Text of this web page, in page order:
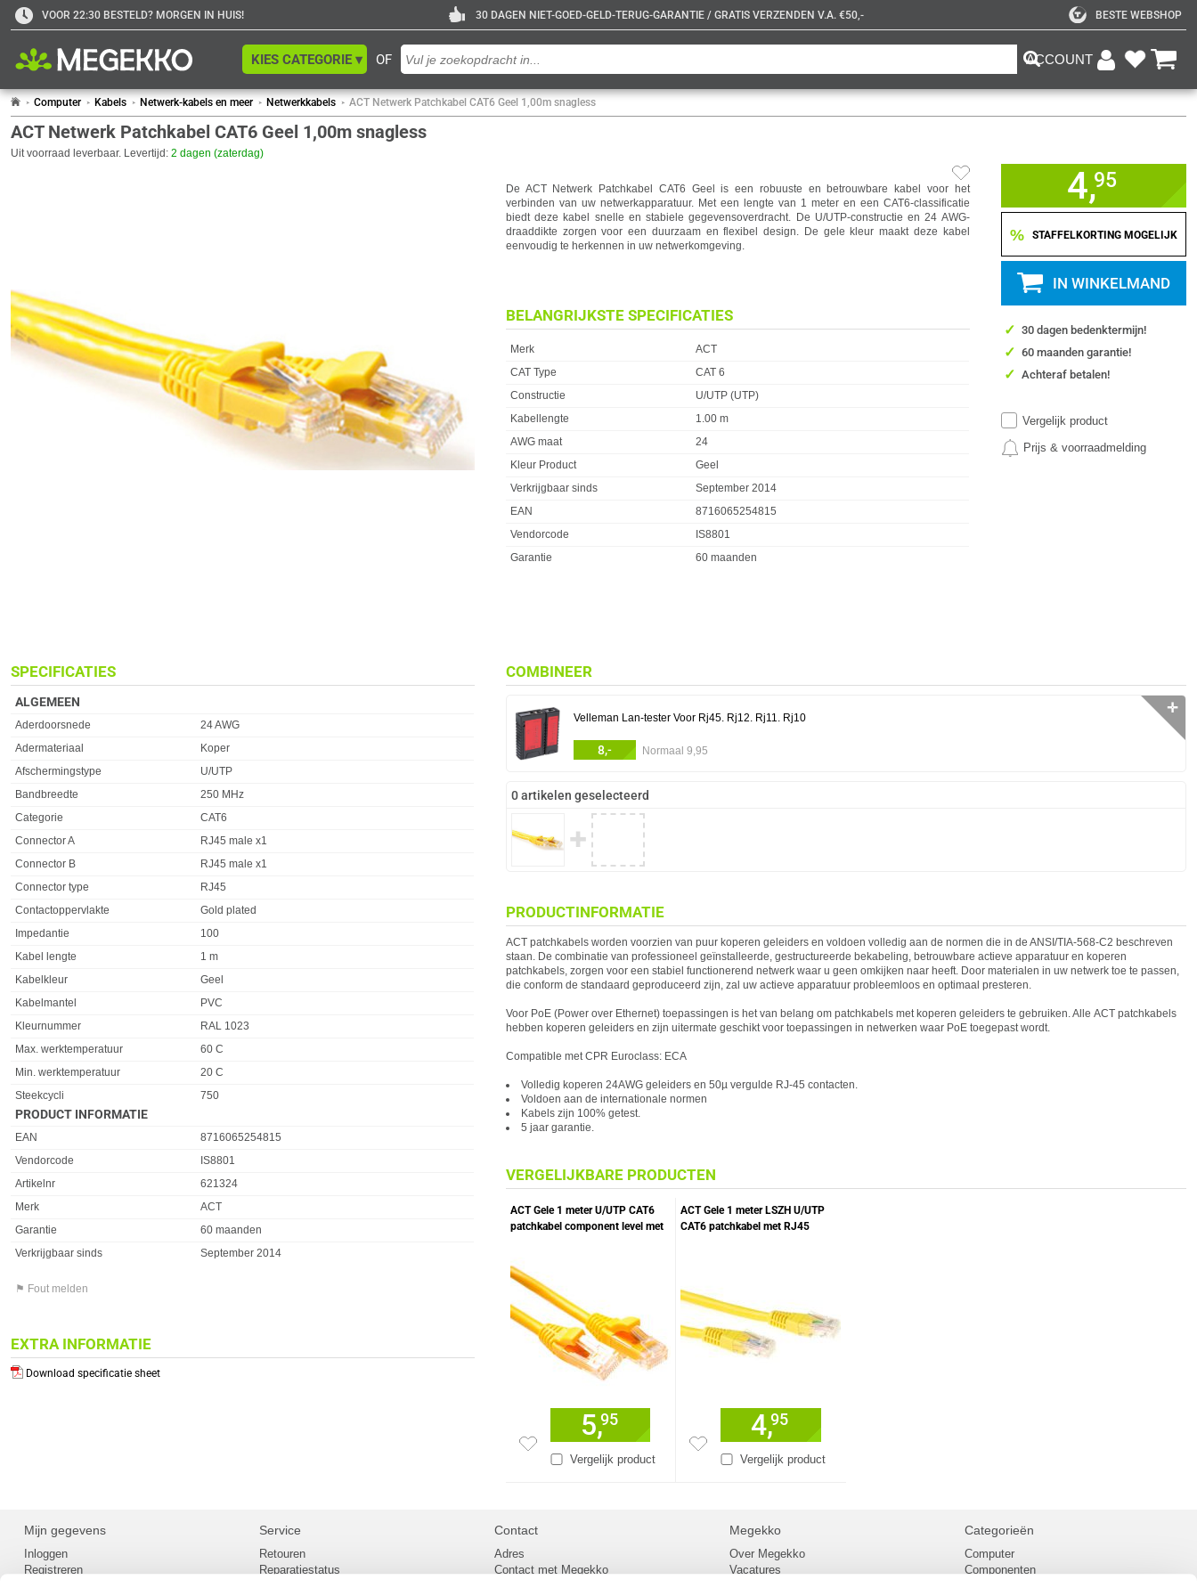
VOOR 22:30 BESTELD? MORGEN IN HUIS! 30 DAGEN NIET-GOED-GELD-TERUG-GARANTIE / GRATIS VERZENDEN V.A. €50,- BESTE WEBSHOP
OF
KIES CATEGORIE ▾ ACCOUNT
Computer Kabels Netwerk-kabels en meer Netwerkkabels ACT Netwerk Patchkabel CAT6 Geel 1,00m snagless
ACT Netwerk Patchkabel CAT6 Geel 1,00m snagless
Uit voorraad leverbaar. Levertijd: 2 dagen (zaterdag)
De ACT Netwerk Patchkabel CAT6 Geel is een robuuste en betrouwbare kabel voor het
verbinden van uw netwerkapparatuur. Met een lengte van 1 meter en een CAT6-classificatie
biedt deze kabel snelle en stabiele gegevensoverdracht. De U/UTP-constructie en 24 AWG-
draaddikte zorgen voor een duurzaam en flexibel design. De gele kleur maakt deze kabel
eenvoudig te herkennen in uw netwerkomgeving.
BELANGRIJKSTE SPECIFICATIES
Eigenschap
Merk
ACT
CAT Type
CAT 6
Constructie
U/UTP (UTP)
Kabellengte
1.00 m
AWG maat
24
Kleur Product
Geel
Verkrijgbaar sinds
September 2014
EAN
8716065254815
Vendorcode
IS8801
Garantie
60 maanden
4,95
% STAFFELKORTING MOGELIJK
IN WINKELMAND
✓ 30 dagen bedenktermijn!
✓ 60 maanden garantie!
✓ Achteraf betalen!
Vergelijk product
Prijs & voorraadmelding
SPECIFICATIES
ALGEMEEN
Eigenschap Waarde
Aderdoorsnede
24 AWG
Adermateriaal
Koper
Afschermingstype
U/UTP
Bandbreedte
250 MHz
Categorie
CAT6
Connector A
RJ45 male x1
Connector B
RJ45 male x1
Connector type
RJ45
Contactoppervlakte
Gold plated
Impedantie
100
Kabel lengte
1 m
Kabelkleur
Geel
Kabelmantel
PVC
Kleurnummer
RAL 1023
Max. werktemperatuur
60 C
Min. werktemperatuur
20 C
Steekcycli
750
PRODUCT INFORMATIE
EAN
8716065254815
Vendorcode
IS8801
Artikelnr
621324
Merk
ACT
Garantie
60 maanden
Verkrijgbaar sinds
September 2014
⚑ Fout melden
EXTRA INFORMATIE
Download specificatie sheet
COMBINEER
Velleman Lan-tester Voor Rj45. Rj12. Rj11. Rj10
8,- Normaal 9,95
✛
0 artikelen geselecteerd
✚
PRODUCTINFORMATIE
ACTpatchkabels worden voorzien van puur koperen geleiders en voldoen volledig aan de normen die in de ANSI/TIA-568-C2 beschreven
staan. De combinatie van professioneel geïnstalleerde, gestructureerde bekabeling, betrouwbare actieve apparatuur en koperen
patchkabels, zorgen voor een stabiel functionerend netwerk waar u geen omkijken naar heeft. Door materialen in uw netwerk toe te passen,
die conform de standaard geproduceerd zijn, zal uw actieve apparatuur probleemloos en optimaal presteren.
Voor PoE (Power over Ethernet) toepassingen is het van belang om patchkabels met koperen geleiders te gebruiken. Alle ACTpatchkabels
hebben koperen geleiders en zijn uitermate geschikt voor toepassingen in netwerken waar PoE toegepast wordt.
Compatible met CPR Euroclass: ECA
Volledig koperen 24AWG geleiders en 50µ vergulde RJ-45 contacten.
Voldoen aan de internationale normen
Kabels zijn 100% getest.
5 jaar garantie.
VERGELIJKBARE PRODUCTEN
ACT Gele 1 meter U/UTP CAT6
patchkabel component level met
Vergelijk product
5,95
ACT Gele 1 meter LSZH U/UTP
CAT6 patchkabel met RJ45
Vergelijk product
4,95
Mijn gegevens
Inloggen
Registreren
Service
Retouren
Reparatiestatus
Contact
Adres
Contact met Megekko
Megekko
Over Megekko
Vacatures
Categorieën
Computer
Componenten